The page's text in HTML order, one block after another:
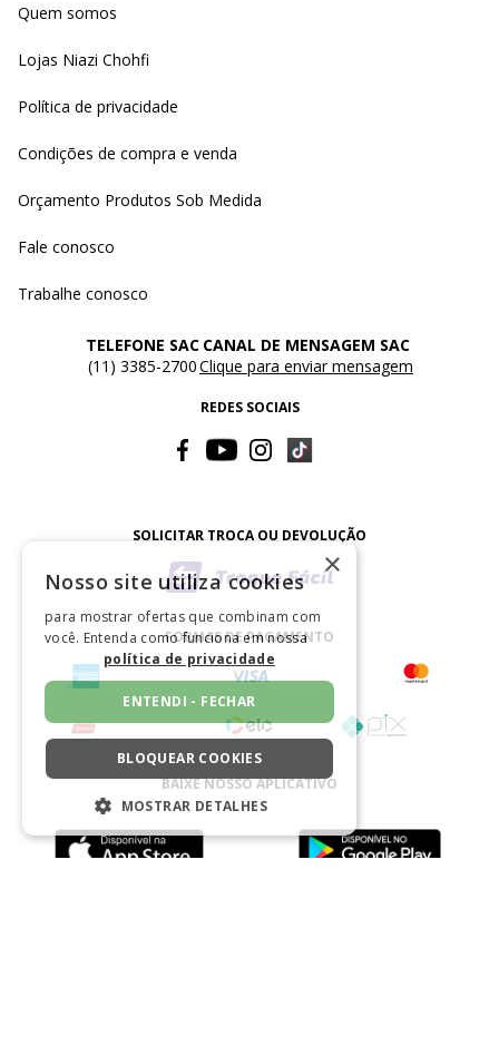
Quem somos
Lojas Niazi Chohfi
Política de privacidade
Condições de compra e venda
Orçamento Produtos Sob Medida
Fale conosco
Trabalhe conosco
TELEFONE SAC
(11) 3385-2700
CANAL DE MENSAGEM SAC
Clique para enviar mensagem
REDES SOCIAIS
SOLICITAR TROCA OU DEVOLUÇÃO
FORMAS DE PAGAMENTO
BAIXE NOSSO APLICATIVO
×
Nosso site utiliza cookies
para mostrar ofertas que combinam com
você. Entenda como funciona em nossa
política de privacidade
ENTENDI - FECHAR
BLOQUEAR COOKIES
MOSTRAR DETALHES
ESTRITAMENTE NECESSÁRIOS